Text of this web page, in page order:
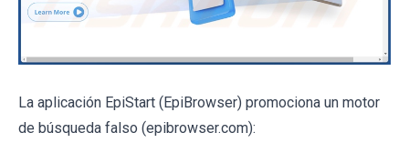
La aplicación EpiStart (EpiBrowser) promociona un motor
de búsqueda falso (epibrowser.com):